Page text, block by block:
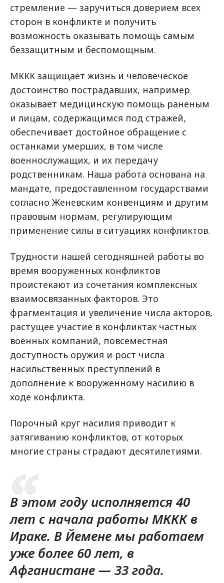
стремление — заручиться доверием всех
сторон в конфликте и получить
возможность оказывать помощь самым
беззащитным и беспомощным.
МККК защищает жизнь и человеческое
достоинство пострадавших, например
оказывает медицинскую помощь раненым
и лицам, содержащимся под стражей,
обеспечивает достойное обращение с
останками умерших, в том числе
военнослужащих, и их передачу
родственникам. Наша работа основана на
мандате, предоставленном государствами
согласно Женевским конвенциям и другим
правовым нормам, регулирующим
применение силы в ситуациях конфликтов.
Трудности нашей сегодняшней работы во
время вооруженных конфликтов
проистекают из сочетания комплексных
взаимосвязанных факторов. Это
фрагментация и увеличение числа акторов,
растущее участие в конфликтах частных
военных компаний, повсеместная
доступность оружия и рост числа
насильственных преступлений в
дополнение к вооруженному насилию в
ходе конфликта.
Порочный круг насилия приводит к
затягиванию конфликтов, от которых
многие страны страдают десятилетиями.
В этом году исполняется 40
лет с начала работы МККК в
Ираке. В Йемене мы работаем
уже более 60 лет, в
Афганистане — 33 года.